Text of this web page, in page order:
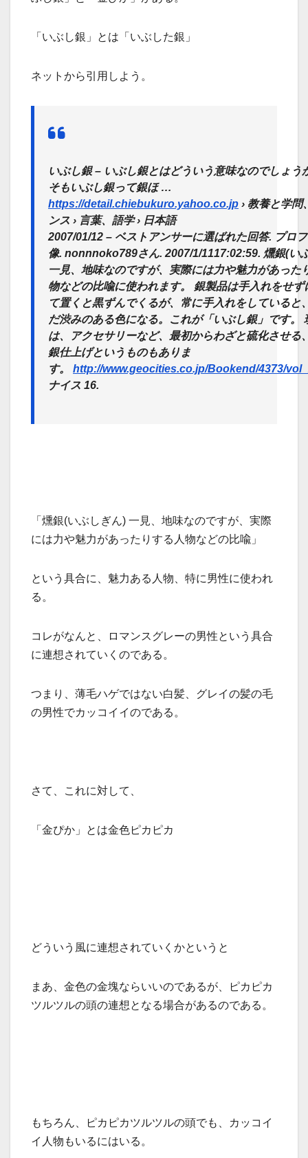
「いぶし銀」とは「いぶした銀」
ネットから引用しよう。
いぶし銀 – いぶし銀とはどういう意味なのでしょう
そもいぶし銀って銀ほ …
https://detail.chiebukuro.yahoo.co.jp › 教養と学問
ンス › 言葉、語学 › 日本語
2007/01/12 – ベストアンサーに選ばれた回答. プロ
像. nonnnoko789さん. 2007/1/1117:02:59. 燻銀(い
一見、 地味なのですが、実際には力や魅力があった
物などの比喩に使われます。 銀製品は手入れをせず
て置くと黒ずんでくるが、
常に手入れをしていると
だ渋みのある色になる。これが「いぶし銀」です。
は、アクセサリーなど、最初からわざと硫化させる
銀仕上げというものもありま
す。 http://www.geocities.co.jp/Bookend/4373/
ナイス 16.
「燻銀(いぶしぎん) 一見、地味なのですが、実際
には力や魅力があったりする人物などの比喩」
という具合に、魅力ある人物、特に男性に使われ
る。
コレがなんと、ロマンスグレーの男性という具合
に連想されていくのである。
つまり、薄毛ハゲではない白髪、グレイの髪の毛
の男性でカッコイイのである。
さて、これに対して、
「金ぴか」とは金色ピカピカ
どういう風に連想されていくかというと
まあ、金色の金塊ならいいのであるが、ピカピカ
ツルツルの頭の連想となる場合があるのである。
もちろん、ピカピカツルツルの頭でも、カッコイ
イ人物もいるにはいる。